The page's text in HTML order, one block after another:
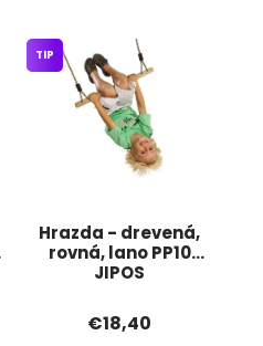
Hrazda - drevená,
rovná, lano PP10
JIPOS
TIP
€18,40